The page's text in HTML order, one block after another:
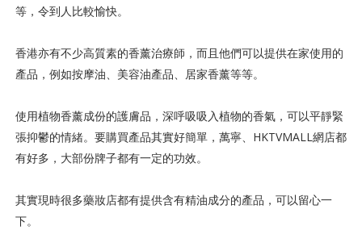
等，令到人比較愉快。
香港亦有不少高質素的香薰治療師，而且他們可以提供在家使用的
產品，例如按摩油、美容油產品、居家香薰等等。
使用植物香薰成份的護膚品，深呼吸吸入植物的香氣，可以平靜緊
張抑鬱的情緒。要購買產品其實好簡單，萬寧、HKTVMALL網店都
有好多，大部份牌子都有一定的功效。
其實現時很多藥妝店都有提供含有精油成分的產品，可以留心一
下。